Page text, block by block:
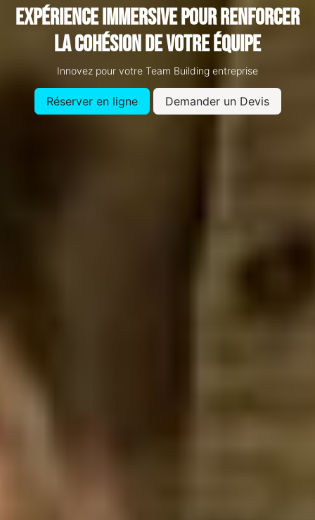
expérience immersive pour renforcer
la cohésion de votre équipe
Innovez pour votre Team Building entreprise
Réserver en ligne Demander un Devis